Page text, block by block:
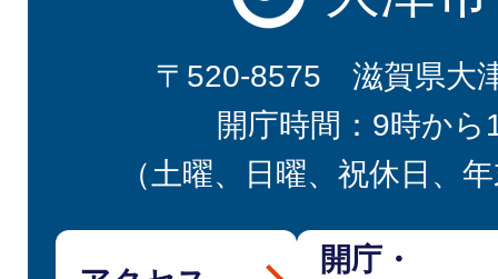
〒520-8575 滋賀県大
開庁時間：9時から
（土曜、日曜、祝休日、
開庁・